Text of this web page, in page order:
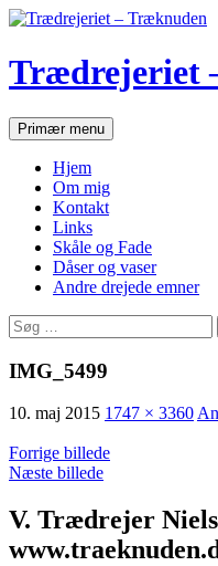
Hop
indhold
Trædrejeriet
SøgPrimær menu
Hjem
Om mig
Kontakt
Links
Skåle og Fade
Dåser og vaser
Andre drejede emner
Søg
efter:
IMG_5499
10. maj 2015 1747 × 3360
Forrige billede
Næste billede
V. Trædrejer Niels